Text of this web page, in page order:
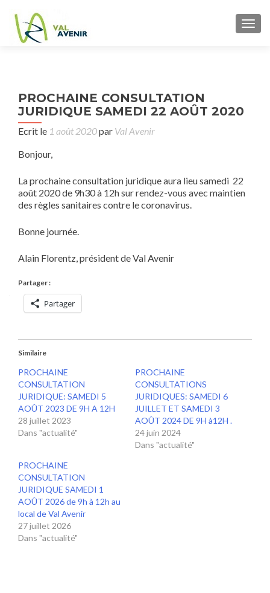
PROCHAINE CONSULTATION
JURIDIQUE SAMEDI 22 AOÛT 2020
Ecrit le 1 août 2020par Val Avenir
Bonjour,
La prochaine consultation juridique aura lieu samedi 22
août 2020 de 9h30 à 12h sur rendez-vous avec maintien
des règles sanitaires contre le coronavirus.
Bonne journée.
Alain Florentz, président de Val Avenir
Partager :
Partager
Similaire
PROCHAINE
CONSULTATION
JURIDIQUE: SAMEDI 5
AOÛT 2023 DE 9H A 12H
28 juillet 2023
Dans "actualité"
PROCHAINE
CONSULTATIONS
JURIDIQUES: SAMEDI 6
JUILLET ET SAMEDI 3
AOÛT 2024 DE 9H à12H .
24 juin 2024
Dans "actualité"
PROCHAINE
CONSULTATION
JURIDIQUE SAMEDI 1
AOÛT 2026 de 9h à 12h au
local de Val Avenir
27 juillet 2026
Dans "actualité"